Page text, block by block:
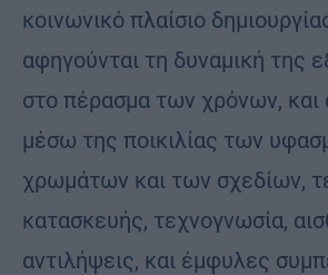
κοινωνικό πλαίσιο
αφηγούνται τη δυναμική της
στο πέρασμα των χρόνων, και
μέσω της ποικιλίας των
χρωμάτων και των σχεδίων,
κατασκευής, τεχνογνωσία,
αντιλήψεις, και έμφυλες